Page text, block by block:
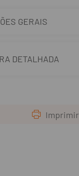
GERAIS
DETALHADA
Imprimir